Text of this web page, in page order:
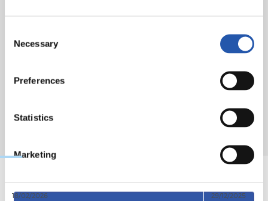
Selection
Necessary
Preferences
Statistics
Marketing
18/02/2026 29/12/2025